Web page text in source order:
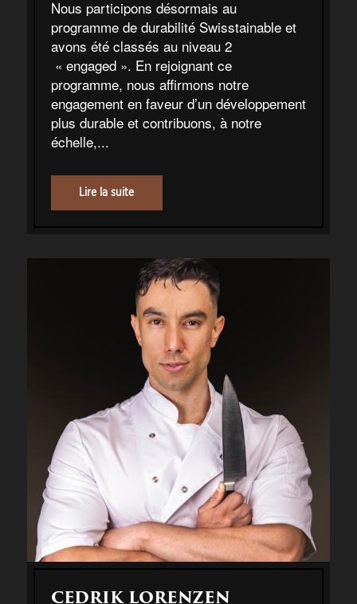
Nous participons désormais au
programme de durabilité Swisstainable et
avons été classés au niveau 2
« engaged ». En rejoignant ce
programme, nous affirmons notre
engagement en faveur d’un développement
plus durable et contribuons, à notre
échelle,...
Lire la suite
CEDRIK LORENZEN